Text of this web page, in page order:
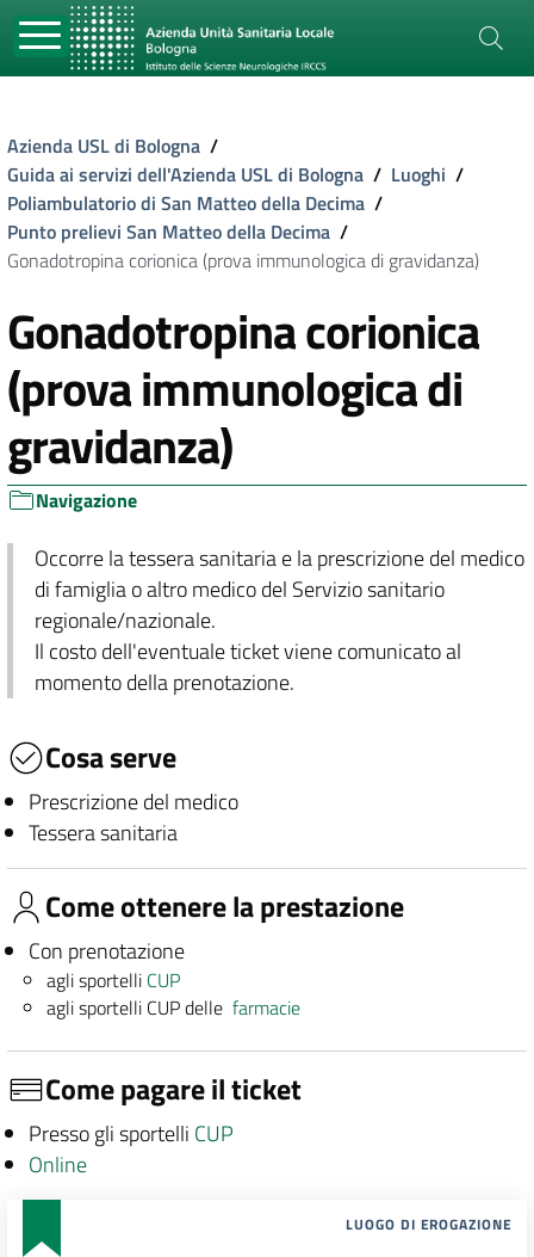
Azienda USL di Bologna /
Guida ai servizi dell'Azienda USL di Bologna / Luoghi /
Poliambulatorio di San Matteo della Decima /
Punto prelievi San Matteo della Decima /
Gonadotropina corionica (prova immunologica di gravidanza)
Gonadotropina corionica
(prova immunologica di
gravidanza)
Navigazione
Occorre la tessera sanitaria e la prescrizione del medico
di famiglia o altro medico del Servizio sanitario
regionale/nazionale.
Il costo dell'eventuale ticket viene comunicato al
momento della prenotazione.
Cosa serve
Prescrizione del medico
Tessera sanitaria
Come ottenere la prestazione
Con prenotazione
agli sportelli CUP
agli sportelli CUP dellefarmacie
Come pagare il ticket
Presso gli sportelli CUP
Online
LUOGO DI EROGAZIONE